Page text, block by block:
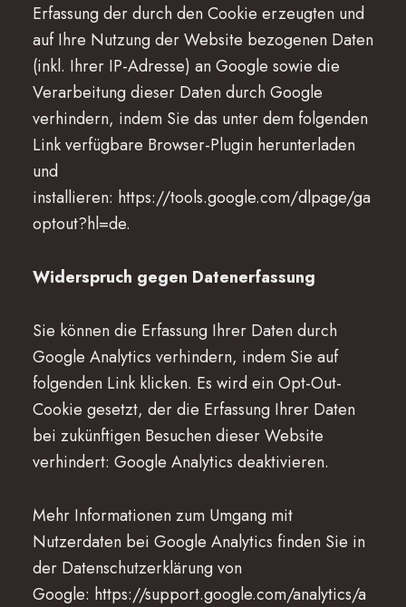
Erfassung der durch den Cookie erzeugten und
auf Ihre Nutzung der Website bezogenen Daten
(inkl. Ihrer IP-Adresse) an Google sowie die
Verarbeitung dieser Daten durch Google
verhindern, indem Sie das unter dem folgenden
Link verfügbare Browser-Plugin herunterladen
und
installieren: https://tools.google.com/dlpage/ga
optout?hl=de.
Widerspruch gegen Datenerfassung
Sie können die Erfassung Ihrer Daten durch
Google Analytics verhindern, indem Sie auf
folgenden Link klicken. Es wird ein Opt-Out-
Cookie gesetzt, der die Erfassung Ihrer Daten
bei zukünftigen Besuchen dieser Website
verhindert: Google Analytics deaktivieren.
Mehr Informationen zum Umgang mit
Nutzerdaten bei Google Analytics finden Sie in
der Datenschutzerklärung von
Google: https://support.google.com/analytics/a